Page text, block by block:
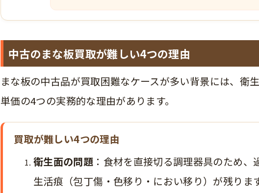
中古のまな板買取が難しい4つの理由
まな板の中古品が買取困難なケースが多い背景には、衛
単価の4つの実務的な理由があります。
買取が難しい4つの理由
衛生面の問題 ：食材を直接切る調理器具のため、
生活痕（包丁傷・色移り・におい移り）が残りま